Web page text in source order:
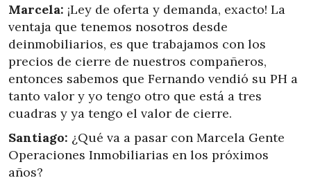
Marcela: ¡Ley de oferta y demanda, exacto! La
ventaja que tenemos nosotros desde
deinmobiliarios, es que trabajamos con los
precios de cierre de nuestros compañeros,
entonces sabemos que Fernando vendió su PH a
tanto valor y yo tengo otro que está a tres
cuadras y ya tengo el valor de cierre.
Santiago: ¿Qué va a pasar con Marcela Gente
Operaciones Inmobiliarias en los próximos
años?